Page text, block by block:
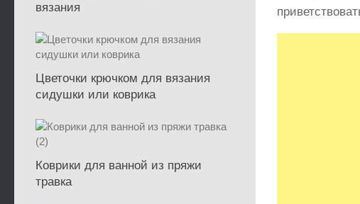
вязания
Цветочки крючком для вязания
сидушки или коврика
Коврики для ванной из пряжи
травка